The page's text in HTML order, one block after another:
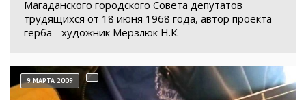
Магаданского городского Совета депутатов
трудящихся от 18 июня 1968 года, автор проекта
герба - художник Мерзлюк Н.К.
9 МАРТА 2009